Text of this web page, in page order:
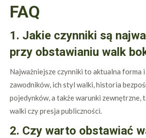
FAQ
1. Jakie czynniki są
przy obstawianiu walk
Najważniejsze czynniki to aktualna forma
zawodników, ich styl walki, historia
pojedynków, a także warunki zewnętrzne,
walki czy presja publiczności.
2. Czy warto obstawiać